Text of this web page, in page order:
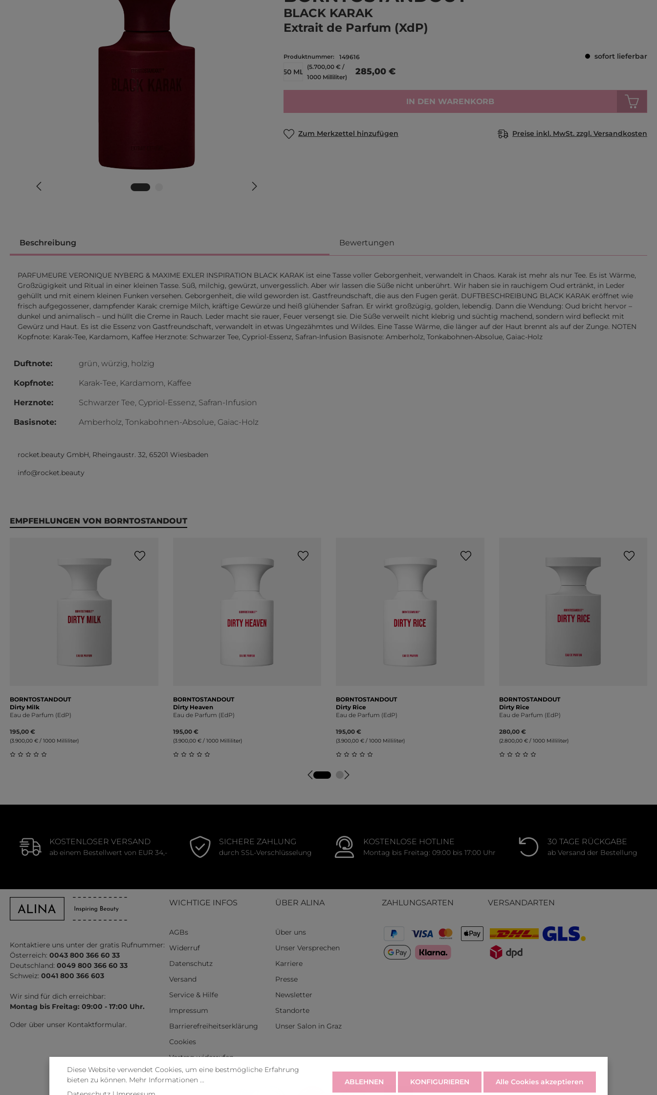
BLACK KARAK
Extrait de Parfum (XdP)
Produktnummer: 149616
sofort lieferbar
50 ML
(5.700,00 € /
1000 Milliliter)
285,00 €
IN DEN WARENKORB
Zum Merkzettel hinzufügen Preise inkl. MwSt. zzgl. Versandkosten
Beschreibung Bewertungen
PARFUMEURE VERONIQUE NYBERG & MAXIME EXLER INSPIRATION BLACK KARAK ist eine Tasse voller Geborgenheit, verwandelt in Chaos. Karak ist mehr als nur Tee. Es ist Wärme,
Großzügigkeit und Ritual in einer kleinen Tasse. Süß, milchig, gewürzt, unvergesslich. Aber wir lassen die Süße nicht unberührt. Wir haben sie in rauchigem Oud ertränkt, in Leder
gehüllt und mit einem kleinen Funken versehen. Geborgenheit, die wild geworden ist. Gastfreundschaft, die aus den Fugen gerät. DUFTBESCHREIBUNG BLACK KARAK eröffnet wie
frisch aufgegossener, dampfender Karak: cremige Milch, kräftige Gewürze und heiß glühender Safran. Er wirkt großzügig, golden, lebendig. Dann die Wendung: Oud bricht hervor –
dunkel und animalisch – und hüllt die Creme in Rauch. Leder macht sie rauer, Feuer versengt sie. Die Süße verweilt nicht klebrig und süchtig machend, sondern wird befleckt mit
Gewürz und Haut. Es ist die Essenz von Gastfreundschaft, verwandelt in etwas Ungezähmtes und Wildes. Eine Tasse Wärme, die länger auf der Haut brennt als auf der Zunge. NOTEN
Kopfnote: Karak-Tee, Kardamom, Kaffee Herznote: Schwarzer Tee, Cypriol-Essenz, Safran-Infusion Basisnote: Amberholz, Tonkabohnen-Absolue, Gaiac-Holz
Duftnote: grün, würzig, holzig
Kopfnote: Karak-Tee, Kardamom, Kaffee
Herznote: Schwarzer Tee, Cypriol-Essenz, Safran-Infusion
Basisnote: Amberholz, Tonkabohnen-Absolue, Gaiac-Holz
rocket.beauty GmbH, Rheingaustr. 32, 65201 Wiesbaden
info@rocket.beauty
Produktgalerie überspringen
EMPFEHLUNGEN VON BORNTOSTANDOUT
BORNTOSTANDOUT
Dirty Milk
Eau de Parfum (EdP)
195,00 €
(3.900,00 € / 1000 Milliliter)
BORNTOSTANDOUT
Dirty Heaven
Eau de Parfum (EdP)
195,00 €
(3.900,00 € / 1000 Milliliter)
Durchschnittliche Bewertung von 0 von 5 Sternen
BORNTOSTANDOUT
Dirty Rice
Eau de Parfum (EdP)
195,00 €
(3.900,00 € / 1000 Milliliter)
Durchschnittliche Bewertung von 0 von 5 Sternen
BORNTOSTANDOUT
Dirty Rice
Eau de Parfum (EdP)
280,00 €
(2.800,00 € / 1000 Milliliter)
KOSTENLOSER VERSAND
ab einem Bestellwert von EUR 34,-
SICHERE ZAHLUNG
durch SSL-Verschlüsselung
KOSTENLOSE HOTLINE
Montag bis Freitag: 09:00 bis 17:00 Uhr
30 TAGE RÜCKGABE
ab Versand der Bestellung
Kontaktiere uns unter der gratis Rufnummer:
Österreich: 0043 800 366 60 33
Deutschland: 0049 800 366 60 33
Schweiz: 0041 800 366 603
Wir sind für dich erreichbar:
Montag bis Freitag: 09:00 - 17:00 Uhr.
Oder über unser Kontaktformular.
WICHTIGE INFOS
AGBs
Widerruf
Datenschutz
Versand
Service & Hilfe
Impressum
Barrierefreiheitserklärung
Cookies
Vertrag widerrufen
ÜBER ALINA
Über uns
Unser Versprechen
Karriere
Presse
Newsletter
Standorte
Unser Salon in Graz
ZAHLUNGSARTEN VERSANDARTEN
Diese Website verwendet Cookies, um eine bestmögliche Erfahrung
bieten zu können. Mehr Informationen ...
ABLEHNEN KONFIGURIEREN Alle Cookies akzeptieren